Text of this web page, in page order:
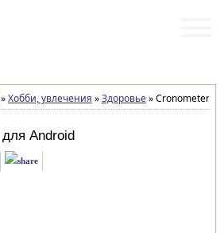
»Хобби, увлечения »Здоровье»Cronometer
для Android